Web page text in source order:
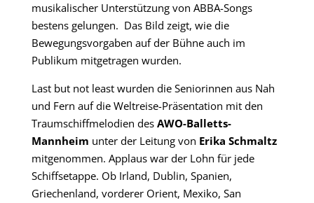
musikalischer Unterstützung von ABBA-Songs
bestens gelungen. Das Bild zeigt, wie die
Bewegungsvorgaben auf der Bühne auch im
Publikum mitgetragen wurden.
Last but not least wurden die Seniorinnen aus Nah
und Fern auf die Weltreise-Präsentation mit den
Traumschiffmelodien des AWO-Balletts-
Mannheim unter der Leitung von Erika Schmaltz
mitgenommen. Applaus war der Lohn für jede
Schiffsetappe. Ob Irland, Dublin, Spanien,
Griechenland, vorderer Orient, Mexiko, San